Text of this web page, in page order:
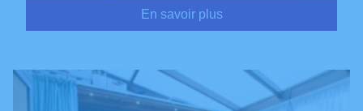
En savoir plus